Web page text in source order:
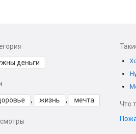
деньги
, жизнь , мечта
Что